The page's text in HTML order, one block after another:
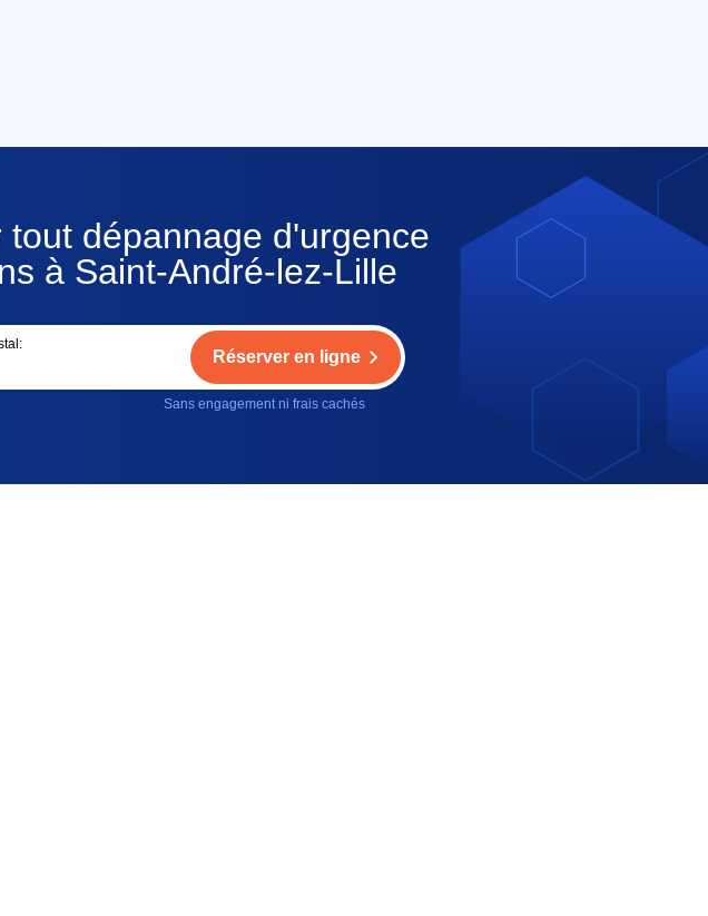
dépannage d'urgence
à Saint-André-lez-Lille
Réserver en ligne
Sans engagement ni frais cachés